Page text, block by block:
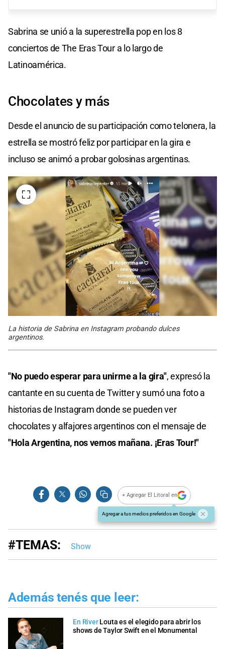
Sabrina se unió a la superestrella pop en los 8
conciertos de The Eras Tour a lo largo de
Latinoamérica.
Chocolates y más
Desde el anuncio de su participación como telonera, la
estrella se mostró feliz por participar en la gira e
incluso se animó a probar golosinas argentinas.
La historia de Sabrina en Instagram probando dulces
argentinos.
"No puedo esperar para unirme a la gira", expresó la
cantante en su cuenta de Twitter y sumó una foto a
historias de Instagram donde se pueden ver
chocolates y alfajores argentinos con el mensaje de
"Hola Argentina, nos vemos mañana. ¡Eras Tour!"
+ Agregar El Litoral en
Agregar a tus medios preferidos en Google
#TEMAS: Show
Además tenés que leer:
En River Louta es el elegido para abrir los
shows de Taylor Swift en el Monumental